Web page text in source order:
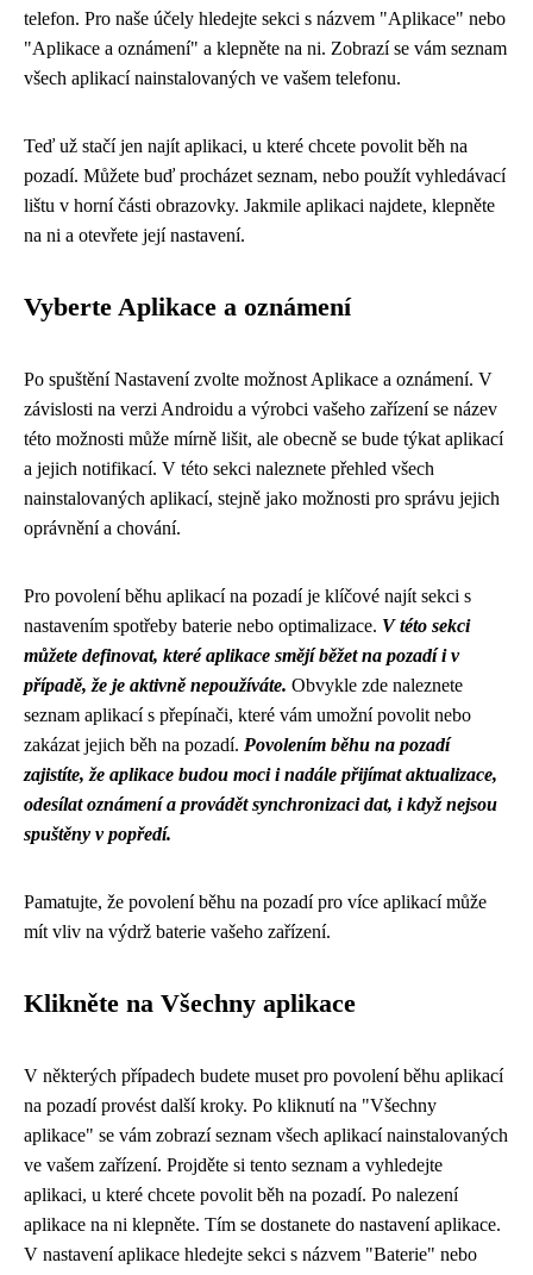
telefon. Pro naše účely hledejte sekci s názvem "Aplikace" nebo
"Aplikace a oznámení" a klepněte na ni. Zobrazí se vám seznam
všech aplikací nainstalovaných ve vašem telefonu.
Teď už stačí jen najít aplikaci, u které chcete povolit běh na
pozadí. Můžete buď procházet seznam, nebo použít vyhledávací
lištu v horní části obrazovky. Jakmile aplikaci najdete, klepněte
na ni a otevřete její nastavení.
Vyberte Aplikace a oznámení
Po spuštění Nastavení zvolte možnost Aplikace a oznámení. V
závislosti na verzi Androidu a výrobci vašeho zařízení se název
této možnosti může mírně lišit, ale obecně se bude týkat aplikací
a jejich notifikací. V této sekci naleznete přehled všech
nainstalovaných aplikací, stejně jako možnosti pro správu jejich
oprávnění a chování.
Pro povolení běhu aplikací na pozadí je klíčové najít sekci s
nastavením spotřeby baterie nebo optimalizace. V této sekci
můžete definovat, které aplikace smějí běžet na pozadí i v
případě, že je aktivně nepoužíváte. Obvykle zde naleznete
seznam aplikací s přepínači, které vám umožní povolit nebo
zakázat jejich běh na pozadí. Povolením běhu na pozadí
zajistíte, že aplikace budou moci i nadále přijímat aktualizace,
odesílat oznámení a provádět synchronizaci dat, i když nejsou
spuštěny v popředí.
Pamatujte, že povolení běhu na pozadí pro více aplikací může
mít vliv na výdrž baterie vašeho zařízení.
Klikněte na Všechny aplikace
V některých případech budete muset pro povolení běhu aplikací
na pozadí provést další kroky. Po kliknutí na "Všechny
aplikace" se vám zobrazí seznam všech aplikací nainstalovaných
ve vašem zařízení. Projděte si tento seznam a vyhledejte
aplikaci, u které chcete povolit běh na pozadí. Po nalezení
aplikace na ni klepněte. Tím se dostanete do nastavení aplikace.
V nastavení aplikace hledejte sekci s názvem "Baterie" nebo